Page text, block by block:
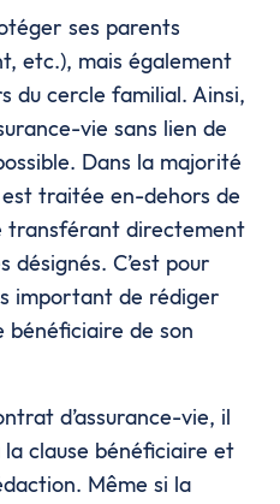
ses parents
etc.), mais également
du cercle familial. Ainsi,
vie sans lien de
Dans la majorité
est traitée en-dehors de
transférant directement
désignés. C’est pour
important de rédiger
bénéficiaire de son
d’assurance-vie, il
clause bénéficiaire et
Même si la